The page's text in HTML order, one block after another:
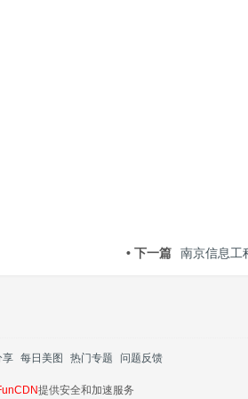
• 下一篇 南京信息工
享 每日美图 热门专题 问题反馈
提供安全和加速服务